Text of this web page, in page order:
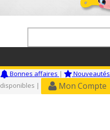
Bonnes affaires | Nouveautés
disponibles |
Mon Compte